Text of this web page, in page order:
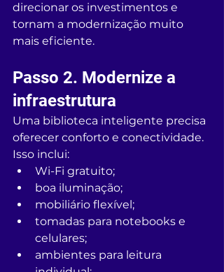
direcionar os investimentos e
tornam a modernização muito
mais eficiente.
Passo 2. Modernize a
infraestrutura
Uma biblioteca inteligente precisa
oferecer conforto e conectividade.
Isso inclui:
Wi-Fi gratuito;
boa iluminação;
mobiliário flexível;
tomadas para notebooks e
celulares;
ambientes para leitura